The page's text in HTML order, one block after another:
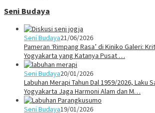
Seni Budaya
Seni Budaya21/06/2026
Pameran ‘Rimpang Rasa’ di Kiniko Galeri:
Yogyakarta yang Katanya Pusat …
Seni Budaya20/01/2026
Labuhan Merapi Tahun Dal 1959/2026, Laku
Yogyakarta Jaga Harmoni Alam dan M…
Seni Budaya19/01/2026